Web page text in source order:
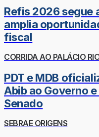
Refis 2026 segue
amplia
fiscal
CORRIDA AO PALÁCIO
PDT e MDB
Abib ao Governo
Senado
SEBRAE ORIGENS